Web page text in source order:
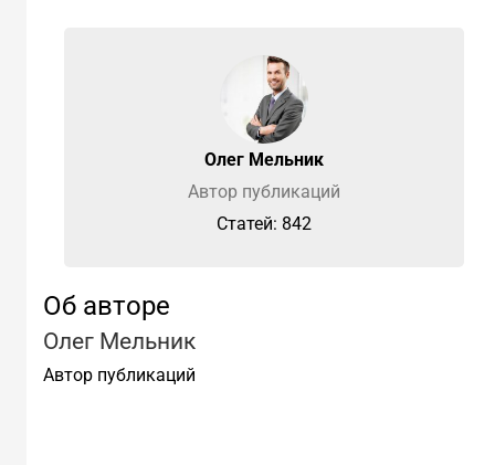
Олег Мельник
Автор публикаций
Cтатей: 842
Об авторе
Олег Мельник
Автор публикаций